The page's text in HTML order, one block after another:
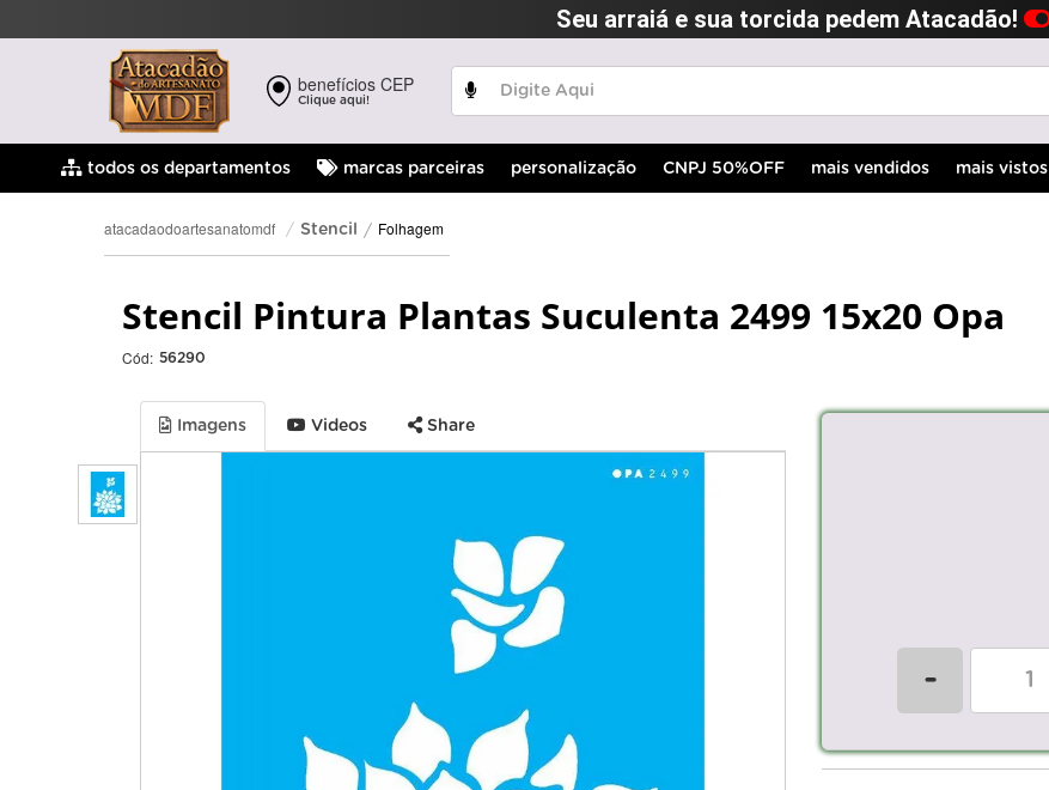
Seu arraiá e sua torcida pedem Atacadão!
benefícios CEP
Clique aqui!
todos os departamentos marcas parceiras personalização CNPJ 50%OFF mais vendidos mais vistos
atacadaodoartesanatomdf Stencil Folhagem
Stencil Pintura Plantas Suculenta 2499 15x20 Opa
Cód: 56290
Imagens Videos
Share
-